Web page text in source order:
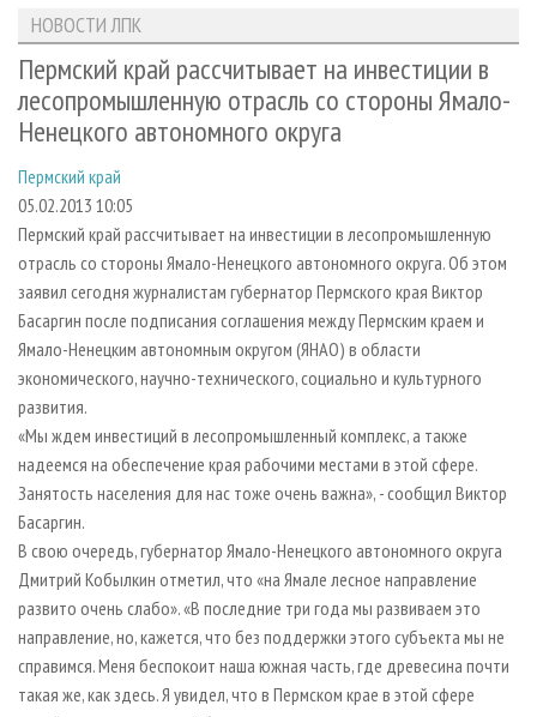
ЛЕСОЗАГОТОВКА
ЛЕСОПИЛЕНИЕ
ДЕРЕВООБРАБОТКА
СУШКА ДРЕВЕСИНЫ
ПРОИЗВОДСТВО ДРЕВЕСНЫХ ПЛИТ
ДЕРЕВЯННОЕ ДОМОСТРОЕНИЕ
ПРОИЗВОДСТВО МЕБЕЛИ
БИОЭНЕРГЕТИКА
ЦБП
ИНСТРУМЕНТ И МАТЕРИАЛЫ
НОВОСТИ ЛПК
НОВОСТИ ЖУРНАЛА
НОВОСТИ КОМПАНИЙ
АНАЛИТИКА
ПРЕДПРИЯТИЯ ЛПК
ЛЕСНЫЕ РЕГИОНЫ РОССИИ
ПЕРСОНЫ
МОБИЛЬНЫЕ ВЫСТАВКИ
ОФИЦИАЛЬНЫЕ ДЕЛЕГАЦИИ
ПРИОРИТЕТНЫЕ ИНВЕСТПРОЕКТЫ
RUSSIAN FORESTRY REVIEW
ГАЗЕТА ЛЕСПРОМФОРУМ
БИБЛИОТЕКА СПЕЦИАЛИСТА
АРХИВ
АРХИВ ЖУРНАЛОВ
СТАТЬИ
О ЖУРНАЛЕ
ПОДПИСКА
КОНТАКТЫ
РЕКЛАМОДАТЕЛЯМ
РЕКЛАМА
РЕКЛАМА НА САЙТЕ
НОВОСТИ ЛПК
Пермский край рассчитывает на инвестиции в
лесопромышленную отрасль со стороны Ямало-
Ненецкого автономного округа
Пермский край
05.02.2013 10:05
Пермский край рассчитывает на инвестиции в лесопромышленную
отрасль со стороны Ямало-Ненецкого автономного округа. Об этом
заявил сегодня журналистам губернатор Пермского края Виктор
Басаргин после подписания соглашения между Пермским краем и
Ямало-Ненецким автономным округом (ЯНАО) в области
экономического, научно-технического, социально и культурного
развития.
«Мы ждем инвестиций в лесопромышленный комплекс, а также
надеемся на обеспечение края рабочими местами в этой сфере.
Занятость населения для нас тоже очень важна», - сообщил Виктор
Басаргин.
В свою очередь, губернатор Ямало-Ненецкого автономного округа
Дмитрий Кобылкин отметил, что «на Ямале лесное направление
развито очень слабо». «В последние три года мы развиваем это
направление, но, кажется, что без поддержки этого субъекта мы не
справимся. Меня беспокоит наша южная часть, где древесина почти
такая же, как здесь. Я увидел, что в Пермском крае в этой сфере